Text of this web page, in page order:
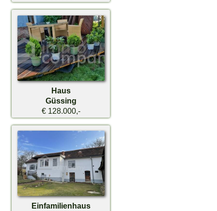
Haus
Güssing
€ 128.000,-
Einfamilienhaus